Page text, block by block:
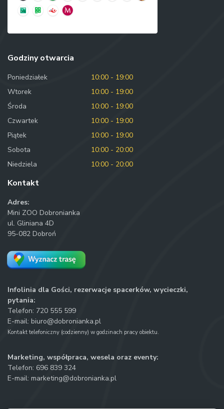
Godziny otwarcia
Poniedziałek
10:00 - 19:00
Wtorek
10:00 - 19:00
Środa
10:00 - 19:00
Czwartek
10:00 - 19:00
Piątek
10:00 - 19:00
Sobota
10:00 - 20:00
Niedziela
10:00 - 20:00
Kontakt
Adres:
Mini ZOO Dobronianka
ul. Gliniana 4D
95-082 Dobroń
Infolinia dla Gości, rezerwacje spacerków, wycieczki,
pytania:
Telefon: 720 555 599
E-mail: biuro@dobronianka.pl
Kontakt telefoniczny (codzienny) w godzinach pracy obiektu.
Marketing, współpraca, wesela oraz eventy:
Telefon: 696 839 324
E-mail: marketing@dobronianka.pl